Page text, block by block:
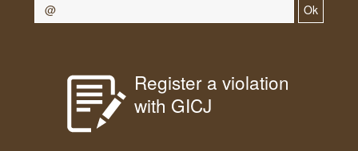
Ok
Register a violation
with GICJ